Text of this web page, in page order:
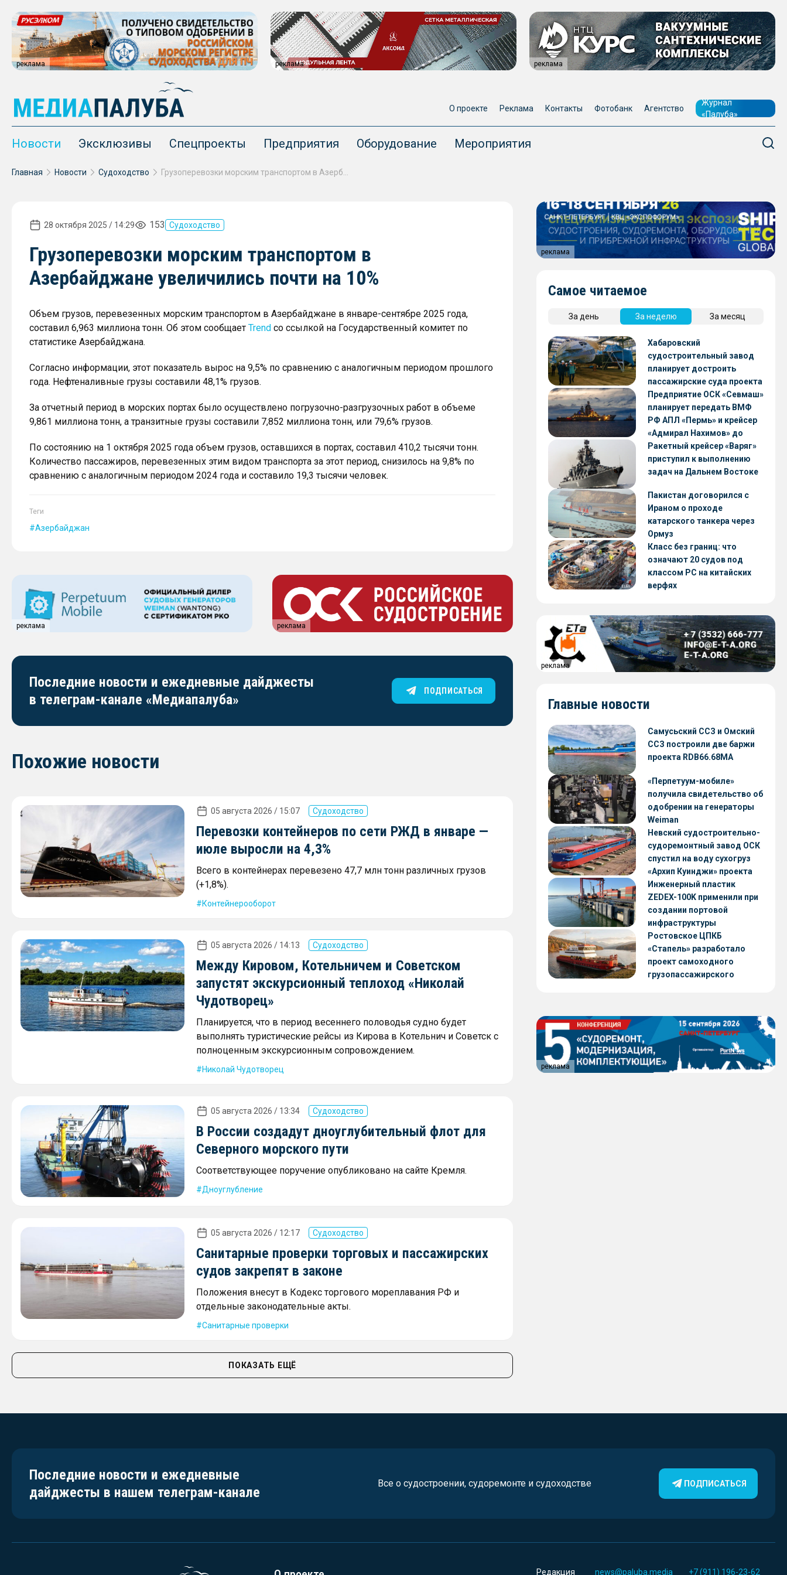
реклама реклама реклама
О проекте Реклама Контакты Фотобанк Агентство
Журнал
«Палуба»
Новости Эксклюзивы Спецпроекты Предприятия Оборудование Мероприятия
Главная Новости Судоходство
28 октября 2025 / 14:29 153 Судоходство
Грузоперевозки морским транспортом в
Азербайджане увеличились почти на 10%
Объем грузов, перевезенных морским транспортом в Азербайджане в январе-сентябре 2025 года,
составил 6,963 миллиона тонн. Об этом сообщает Trend со ссылкой на Государственный комитет по
статистике Азербайджана.
Согласно информации, этот показатель вырос на 9,5% по сравнению с аналогичным периодом прошлого
года. Нефтеналивные грузы составили 48,1% грузов.
За отчетный период в морских портах было осуществлено погрузочно-разгрузочных работ в объеме
9,861 миллиона тонн, а транзитные грузы составили 7,852 миллиона тонн, или 79,6% грузов.
По состоянию на 1 октября 2025 года объем грузов, оставшихся в портах, составил 410,2 тысячи тонн.
Количество пассажиров, перевезенных этим видом транспорта за этот период, снизилось на 9,8% по
сравнению с аналогичным периодом 2024 года и составило 19,3 тысячи человек.
Теги
Азербайджан
реклама реклама
Последние новости и ежедневные дайджесты
в телеграм-канале «Медиапалуба»
ПОДПИСАТЬСЯ
Похожие новости
05 августа 2026 / 15:07 Судоходство
Перевозки контейнеров по сети РЖД в январе —
июле выросли на 4,3%
Всего в контейнерах перевезено 47,7 млн тонн различных грузов
(+1,8%).
Контейнерооборот
05 августа 2026 / 14:13 Судоходство
Между Кировом, Котельничем и Советском
запустят экскурсионный теплоход «Николай
Чудотворец»
Планируется, что в период весеннего половодья судно будет
выполнять туристические рейсы из Кирова в Котельнич и Советск с
полноценным экскурсионным сопровождением.
Николай Чудотворец
05 августа 2026 / 13:34 Судоходство
В России создадут дноуглубительный флот для
Северного морского пути
Соответствующее поручение опубликовано на сайте Кремля.
Дноуглубление
05 августа 2026 / 12:17 Судоходство
Санитарные проверки торговых и пассажирских
судов закрепят в законе
Положения внесут в Кодекс торгового мореплавания РФ и
отдельные законодательные акты.
Санитарные проверки
ПОКАЗАТЬ ЕЩЁ
реклама
Самое читаемое
За день За неделю За месяц
Хабаровский
судостроительный завод
планирует достроить
пассажирские суда проекта
А45-2
Предприятие ОСК «Севмаш»
планирует передать ВМФ
РФ АПЛ «Пермь» и крейсер
«Адмирал Нахимов» до
конца 2026 года
Ракетный крейсер «Варяг»
приступил к выполнению
задач на Дальнем Востоке
Пакистан договорился с
Ираном о проходе
катарского танкера через
Ормуз
Класс без границ: что
означают 20 судов под
классом РС на китайских
верфях
реклама
Главные новости
Самусьский ССЗ и Омский
ССЗ построили две баржи
проекта RDB66.68МА
«Перпетуум-мобиле»
получила свидетельство об
одобрении на генераторы
Weiman
Невский судостроительно-
судоремонтный завод ОСК
спустил на воду сухогруз
«Архип Куинджи» проекта
RSD59
Инженерный пластик
ZEDEX-100K применили при
создании портовой
инфраструктуры
Ростовское ЦПКБ
«Стапель» разработало
проект самоходного
грузопассажирского
реклама
Последние новости и ежедневные
дайджесты в нашем телеграм-канале
Все о судостроении, судоремонте и судоходстве ПОДПИСАТЬСЯ
Редакция news@paluba.media +7 (911) 196-23-62